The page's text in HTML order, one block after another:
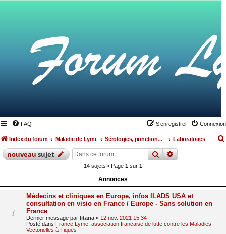
FAQ Connexion
S’enregistrer
Index du forum Maladie de Lyme Sérologies, ponctions lombaires, IRM et autres examens Laboratoires
nouveausujet rechercher
recherche
14 sujets • Page 1 sur 1
Annonces
Médecins et cliniques en Europe, infos ILADS USA et
consultation en visio en France / Europe - Sans solution en
France
Dernier message par litana « 12 nov. 2021 15:34
Posté dans France Lyme, association française de lutte contre les Maladies
Vectorielles à Tiques